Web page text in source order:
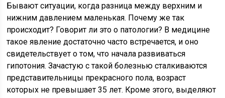
Бывают ситуации, когда разница между верхним и
нижним давлением маленькая. Почему же так
происходит? Говорит ли это о патологии? В медицине
такое явление достаточно часто встречается, и оно
свидетельствует о том, что начала развиваться
гипотония. Зачастую с такой болезнью сталкиваются
представительницы прекрасного пола, возраст
которых не превышает 35 лет. Кроме этого, выделяют